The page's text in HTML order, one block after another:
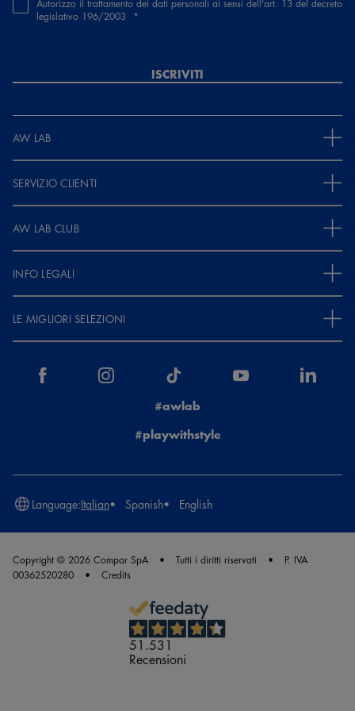
Ne prenderò sicuramente di altri colori, consigliate
MOSTRA ALTRE RECENSIONI
Autorizzo il trattamento dei dati personali ai sensi dell'art. 13 del decreto
legislativo 196/2003
ISCRIVITI
AW LAB
SERVIZIO CLIENTI
AW LAB CLUB
INFO LEGALI
LE MIGLIORI SELEZIONI
#awlab
#playwithstyle
Language:Italian Spanish English
Copyright © 2026 Compar SpA Tutti i diritti riservati
P. IVA
00362520280
Credits
51.531
Recensioni